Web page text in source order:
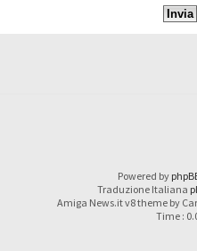
Powered by
Traduzione Italiana
Amiga News.it v8 theme by
Time :